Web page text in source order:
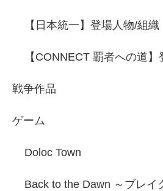
【日本統一】登場人物/組織
【CONNECT 覇者への道
戦争作品
ゲーム
Doloc Town
Back to the Dawn ～ブレイ